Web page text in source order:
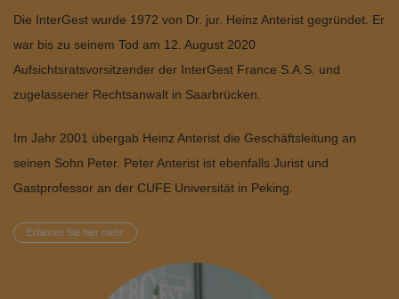
Die InterGest wurde 1972 von Dr. jur. Heinz Anterist gegründet. Er
war bis zu seinem Tod am 12. August 2020
Aufsichtsratsvorsitzender der InterGest France S.A.S. und
zugelassener Rechtsanwalt in Saarbrücken.
Im Jahr 2001 übergab Heinz Anterist die Geschäftsleitung an
seinen Sohn Peter. Peter Anterist ist ebenfalls Jurist und
Gastprofessor an der CUFE Universität in Peking.
Erfahren Sie hier mehr